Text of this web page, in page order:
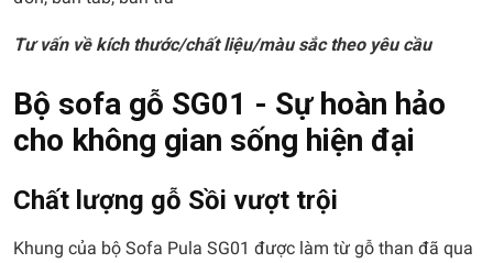
Tư vấn về kích thước/chất liệu/màu sắc theo yêu cầu
Bộ sofa gỗ SG01 - Sự hoàn hảo
cho không gian sống hiện đại
Chất lượng gỗ Sồi vượt trội
Khung của bộ Sofa Pula SG01 được làm từ gỗ than đã qua